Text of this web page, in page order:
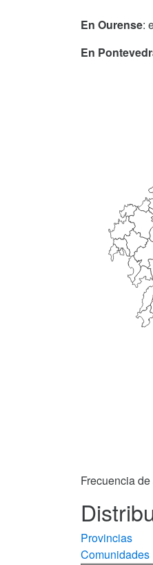
En Ourense:
En
Frecuencia
Provincias
Comunidades